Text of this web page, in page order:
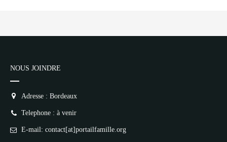
👍 Satisfaction
parameter #1 ($separator) of type
array|string is deprecated in
on line1687
NOUS JOINDRE
Adresse : Bordeaux
Telephone : à venir
E-mail: contact[at]portailfamille.org